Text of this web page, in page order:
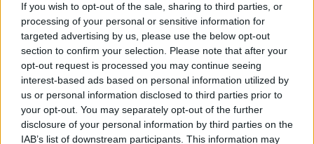
If you wish to opt-out of the sale, sharing to third parties, or
processing of your personal or sensitive information for
targeted advertising by us, please use the below opt-out
section to confirm your selection. Please note that after your
opt-out request is processed you may continue seeing
interest-based ads based on personal information utilized by
us or personal information disclosed to third parties prior to
your opt-out. You may separately opt-out of the further
disclosure of your personal information by third parties on the
IAB’s list of downstream participants. This information may
PISA —Taglio del nastro per ilTerre di Pisa Food&Wine Festival
che con oltre 80 produttori del territorio ha aperto ieri i battenti in
piazza Vittorio Emanuele.
Fino a domani, domenica 22 Ottobre, la tre giorni enogastronomica
organizzata dalla Camera di Commercio della Toscana Nord-Ovest
porta in piazza i sapori delle Terre dei Pisa: dal tartufo bianco ai
formaggi, dal miele all'olio extravergine.